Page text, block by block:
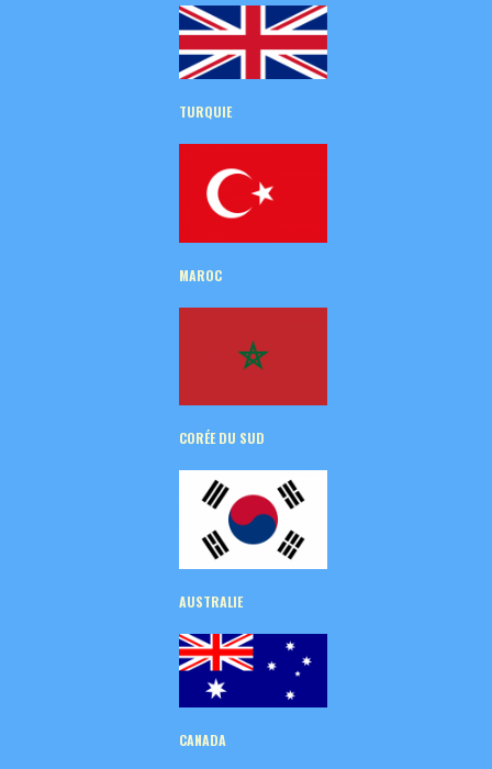
TURQUIE
MAROC
CORÉEDU SUD
AUSTRALIE
CANADA